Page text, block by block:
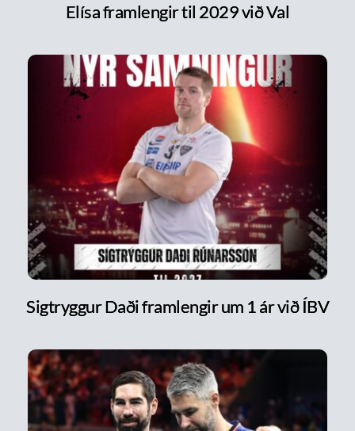
Elísa framlengir til 2029 við Val
Sigtryggur Daði framlengir um 1 ár við ÍBV